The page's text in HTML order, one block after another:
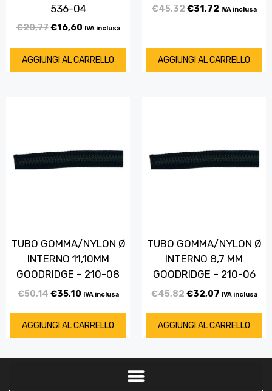
536-04
€20,77€16,60 IVA inclusa
AGGIUNGI AL CARRELLO
€45,32€31,72 IVA inclusa
AGGIUNGI AL CARRELLO
TUBO GOMMA/NYLON Ø
INTERNO 11,10MM
GOODRIDGE – 210-08
€50,14€35,10 IVA inclusa
AGGIUNGI AL CARRELLO
TUBO GOMMA/NYLON Ø
INTERNO 8,7 MM
GOODRIDGE – 210-06
€45,82€32,07 IVA inclusa
AGGIUNGI AL CARRELLO